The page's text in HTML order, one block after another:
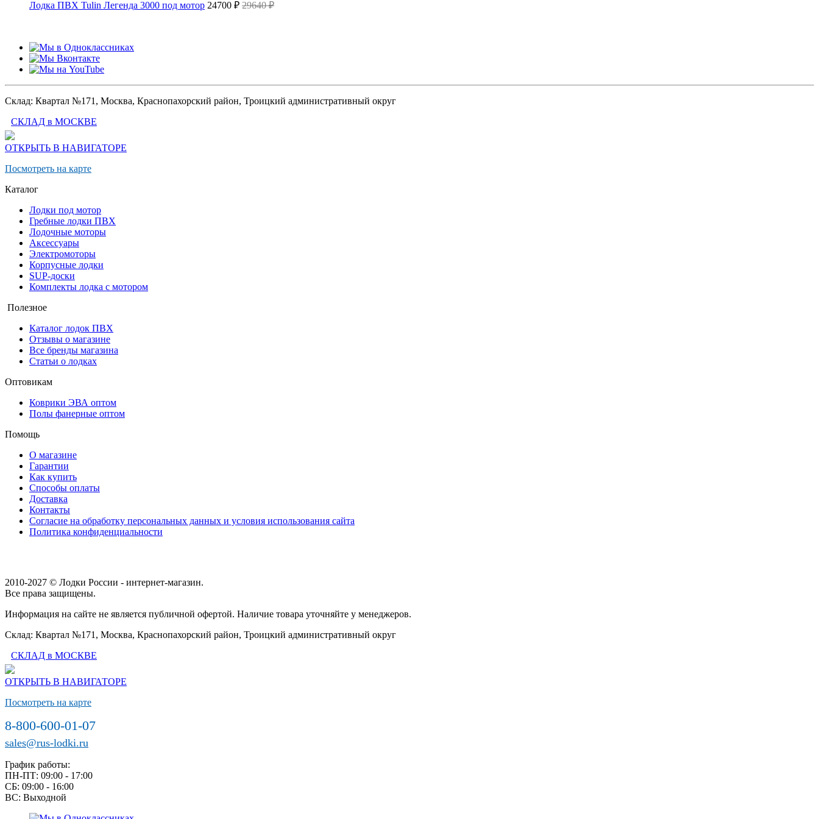
Лодка ПВХ Tulin Легенда 3000 под мотор 24700 ₽ 29640 ₽
Склад: Квартал №171, Москва, Краснопахорский район, Троицкий административный округ
СКЛАД в МОСКВЕ
ОТКРЫТЬ В НАВИГАТОРЕ
Посмотреть на карте
Каталог
Лодки под мотор
Гребные лодки ПВХ
Лодочные моторы
Аксессуары
Электромоторы
Корпусные лодки
SUP-доски
Комплекты лодка с мотором
Полезное
Каталог лодок ПВХ
Отзывы о магазине
Все бренды магазина
Статьи о лодках
Оптовикам
Коврики ЭВА оптом
Полы фанерные оптом
Помощь
О магазине
Гарантии
Как купить
Способы оплаты
Доставка
Контакты
Согласие на обработку персональных данных и условия использования сайта
Политика конфиденциальности
2010-2027 © Лодки России - интернет-магазин.
Все права защищены.
Информация на сайте не является публичной офертой. Наличие товара уточняйте у менеджеров.
Склад: Квартал №171, Москва, Краснопахорский район, Троицкий административный округ
СКЛАД в МОСКВЕ
ОТКРЫТЬ В НАВИГАТОРЕ
Посмотреть на карте
8-800-600-01-07
sales@rus-lodki.ru
График работы:
ПН-ПТ: 09:00 - 17:00
СБ: 09:00 - 16:00
ВС: Выходной